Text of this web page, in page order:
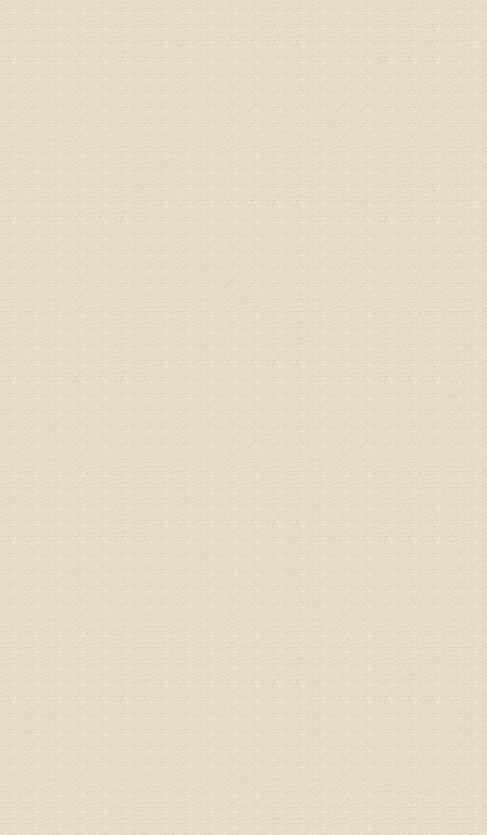
专家回
先需要
同时，
由于我
姓名：
病情描
专家回
姓名：
病情描
专家回
何？
治疗方
理疗、
姓名：
病情描
梁断裂
专家回
病情描
专家回
建议带
姓名：